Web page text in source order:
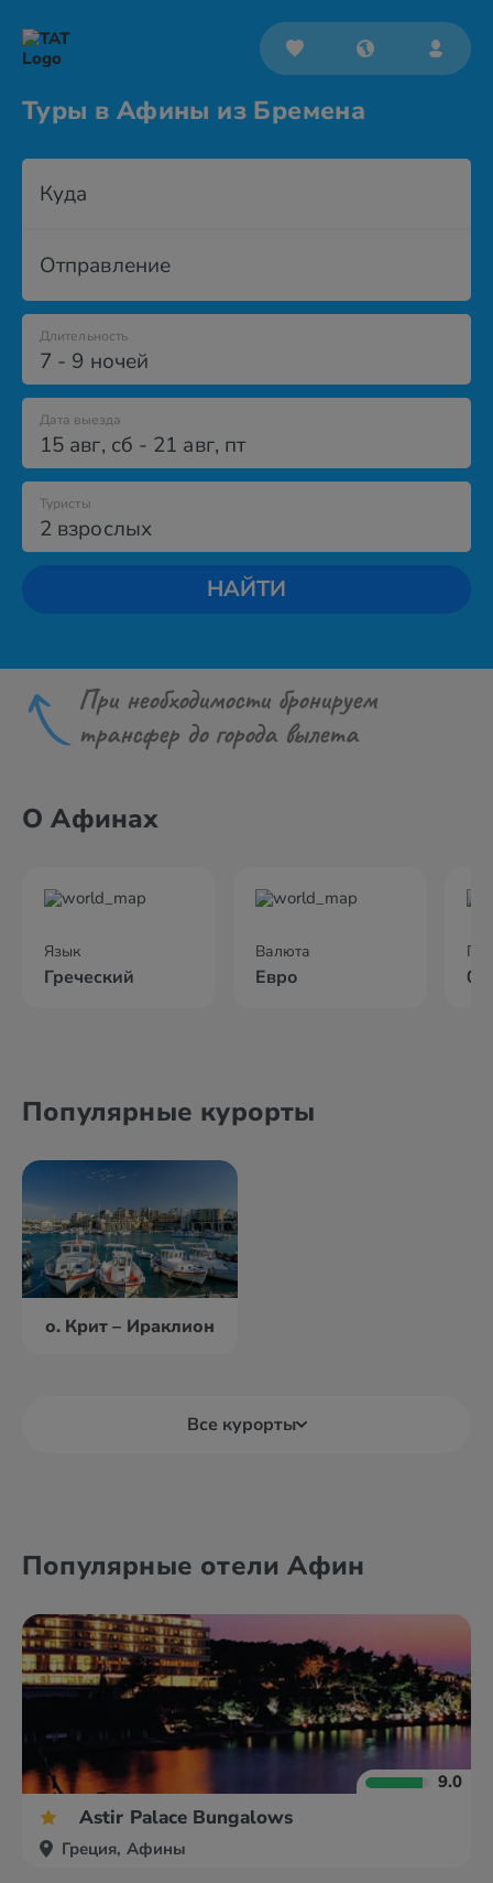
Туры в Афины из Бремена
Куда
Отправление
7 - 9 ночей
Длительность
Дата выезда
15 авг, сб - 21 авг, пт
2 взрослых
Туристы
НАЙТИ
При необходимости бронируем
трансфер до города вылета
О Афинах
Язык
Греческий
Валюта
Евро
Популярные курорты
о. Крит – Ираклион
Все курорты
Аттика Волос
Популярные отели Афин
9.0
Astir Palace Bungalows
Греция, Афины